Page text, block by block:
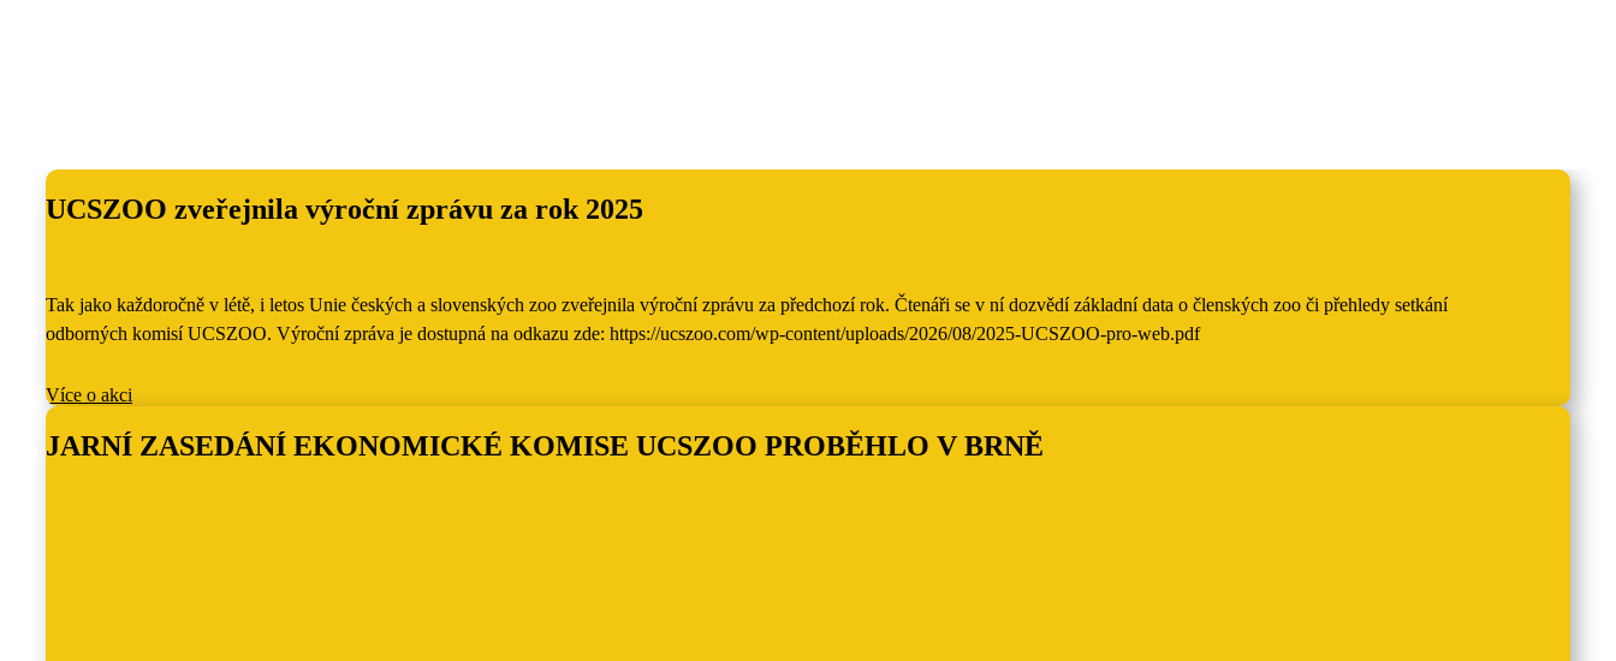
UCSZOO zveřejnila výroční zprávu za rok 2025
Tak jako každoročně v létě, i letos Unie českých a slovenských zoo zveřejnila výroční zprávu za předchozí rok. Čtenáři se v ní dozvědí základní data o členských zoo či přehledy setkání
odborných komisí UCSZOO. Výroční zpráva je dostupná na odkazu zde: https://ucszoo.com/wp-content/uploads/2026/08/2025-UCSZOO-pro-web.pdf
Více o akci
JARNÍ ZASEDÁNÍ EKONOMICKÉ KOMISE UCSZOO PROBĚHLO V BRNĚ